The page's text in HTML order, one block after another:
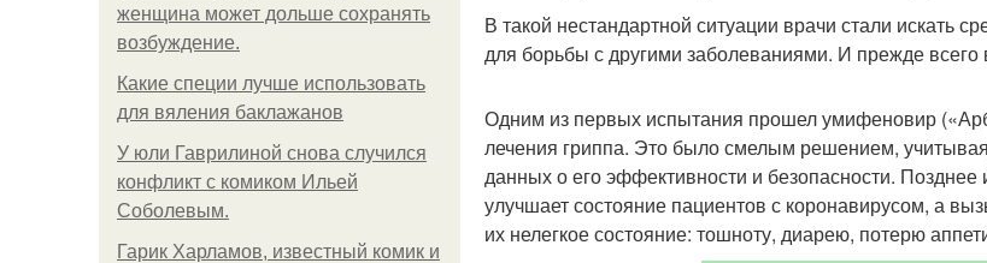
женщина может дольше сохранять
возбуждение.
Какие специи лучше использовать
для вяления баклажанов
У юли Гаврилиной снова случился
конфликт с комиком Ильей
Соболевым.
Гарик Харламов, известный комик и
В такой нестандартной ситуации врачи стали искать
для борьбы с другими заболеваниями. И прежде всего
Одним из первых испытания прошел умифеновир
лечения гриппа. Это было смелым решением,
данных о его эффективности и безопасности. Позднее
улучшает состояние пациентов с коронавирусом, а
их нелегкое состояние: тошноту, диарею, потерю